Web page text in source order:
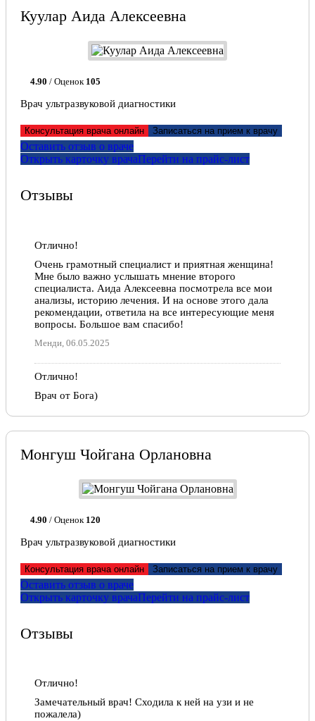
Куулар Аида Алексеевна
4.90 / Оценок 105
Врач ультразвуковой диагностики
Консультация врача онлайн Записаться на прием к врачу
Оставить отзыв о враче
Открыть карточку врачаПерейти на прайс-лист
Отзывы
Отлично!
Очень грамотный специалист и приятная женщина!
Мне было важно услышать мнение второго
специалиста. Аида Алексеевна посмотрела все мои
анализы, историю лечения. И на основе этого дала
рекомендации, ответила на все интересующие меня
вопросы. Большое вам спасибо!
Менди, 06.05.2025
Отлично!
Врач от Бога)
Тайгана, 22.04.2022
Монгуш Чойгана Орлановна
4.90 / Оценок 120
Врач ультразвуковой диагностики
Консультация врача онлайн Записаться на прием к врачу
Оставить отзыв о враче
Открыть карточку врачаПерейти на прайс-лист
Отзывы
Отлично!
Замечательный врач! Сходила к ней на узи и не
пожалела)